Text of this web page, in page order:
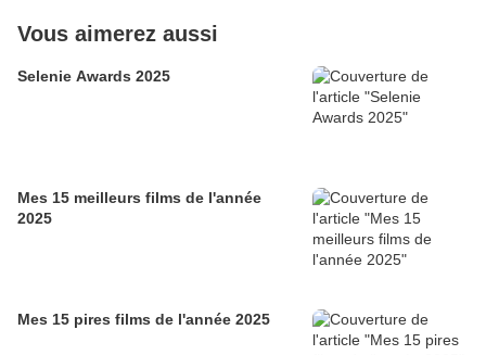
Vous aimerez aussi
Selenie Awards 2025
Mes 15 meilleurs films de l'année
2025
Mes 15 pires films de l'année 2025